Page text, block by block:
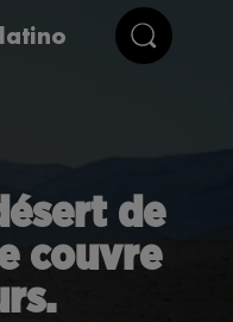
de
couvre